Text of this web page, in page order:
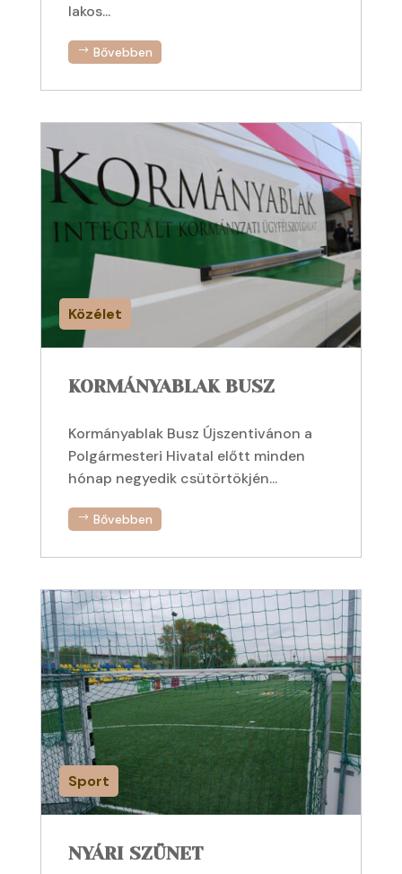
lakos...
Bővebben
Közélet
KORMÁNYABLAK BUSZ
Kormányablak Busz Újszentivánon a
Polgármesteri Hivatal előtt minden
hónap negyedik csütörtökjén...
Bővebben
Sport
NYÁRI SZÜNET